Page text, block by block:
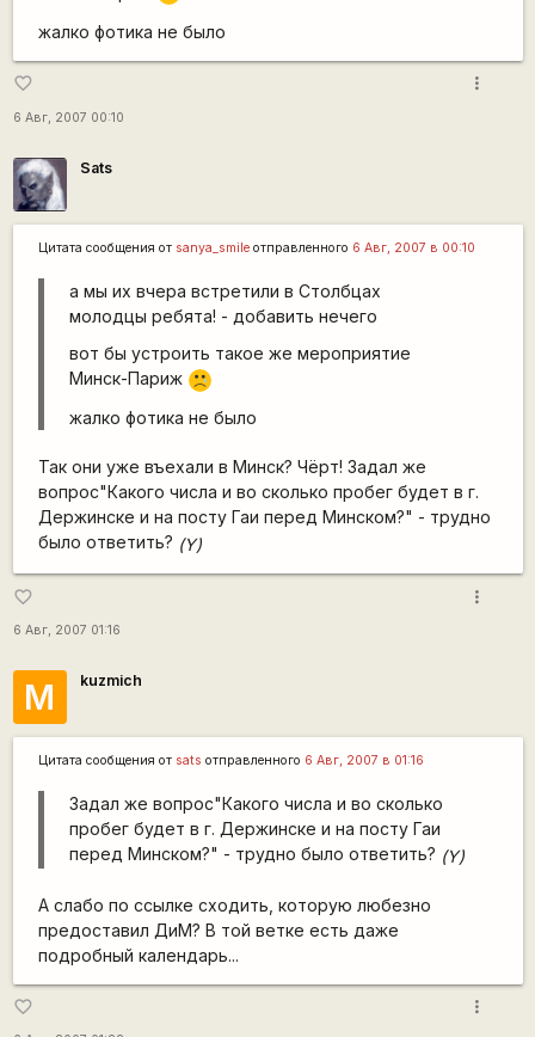
жалко фотика не было
favorite_border
6 Авг, 2007 00:10
more_vert
Sats
Цитата сообщения от sanya_smileотправленного 6 Авг, 2007 в 00:10
а мы их вчера встретили в Столбцах
молодцы ребята! - добавить нечего
вот бы устроить такое же мероприятие
Минск-Париж :'(
жалко фотика не было
Так они уже въехали в Минск? Чёрт! Задал же
вопрос"Какого числа и во сколько пробег будет в г.
Держинске и на посту Гаи перед Минском?" - трудно
было ответить? (Y)
favorite_border
6 Авг, 2007 01:16
more_vert
М kuzmich
Цитата сообщения от sats отправленного 6 Авг, 2007 в 01:16
Задал же вопрос"Какого числа и во сколько
пробег будет в г. Держинске и на посту Гаи
перед Минском?" - трудно было ответить? (Y)
А слабо по ссылке сходить, которую любезно
предоставил ДиМ? В той ветке есть даже
подробный календарь...
favorite_border more_vert